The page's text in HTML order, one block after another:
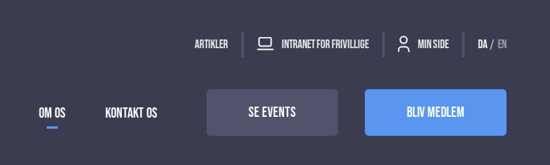
Artikler Intranet for frivillige Min side DA / EN
Om Os Kontakt Os Se events Bliv Medlem